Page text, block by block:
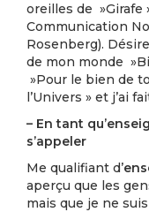
oreilles de »Girafe
Communication
Rosenberg).
de mon monde
»Pour le bien de
l’Univers » et j’ai
– En tant
s’appeler
Me qualifiant d’
aperçu que les
mais que je ne